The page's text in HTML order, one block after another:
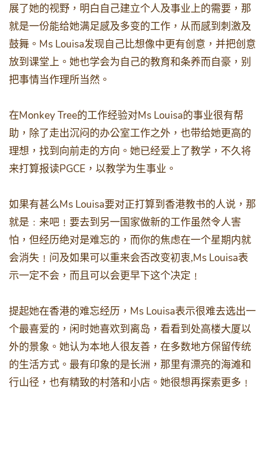
展了她的视野，明白自己建立个人及事业上的需要，那
就是一份能给她满足感及多变的工作，从而感到刺激及
鼓舞。 Ms Louisa发现自己比想像中更有创意，并把创意
放到课堂上。她也学会为自己的教育和条养而自豪，别
把事情当作理所当然。
在Monkey Tree的工作经验对Ms Louisa的事业很有帮
助，除了走出沉闷的办公室工作之外，也带给她更高的
理想，找到向前走的方向。她已经爱上了教学，不久将
来打算报读PGCE ，以教学为生事业。
如果有甚么Ms Louisa要对正打算到香港教书的人说，那
就是﹕来吧﹗要去到另一国家做新的工作虽然令人害
怕，但经历绝对是难忘的，而你的焦虑在一个星期内就
会消失﹗问及如果可以重来会否改变初衷,Ms Louisa表
示一定不会，而且可以会更早下这个决定﹗
提起她在香港的难忘经历， Ms Louisa表示很难去选出一
个最喜爱的，闲时她喜欢到离岛，看看到处高楼大厦以
外的景象。她认为本地人很友善，在多数地方保留传统
的生活方式。最有印象的是长洲，那里有漂亮的海滩和
行山径，也有精致的村落和小店。她很想再探索更多﹗